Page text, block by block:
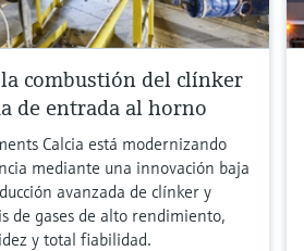
combustión del clínker
de entrada al horno
Calcia está modernizando
mediante una innovación baja
avanzada de clínker y
de gases de alto rendimiento,
y total fiabilidad.